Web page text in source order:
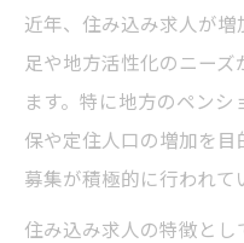
近年、住み込み求人が
足や地方活性化のニー
ます。特に地方のペン
保や定住人口の増加を
募集が積極的に行われて
住み込み求人の特徴と